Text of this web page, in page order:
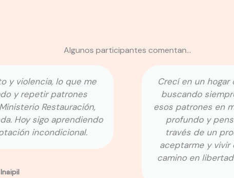
Algunos participantes comentan...
y violencia, lo que me
y repetir patrones
Restauración,
Hoy sigo aprendiendo
incondicional.
Crecí en un
buscando
esos patrones en
profundo y
través de un
aceptarme y vivir
camino en